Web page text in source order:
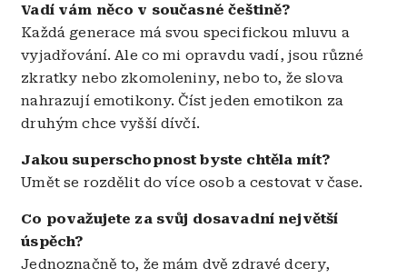
Vadí vám něco v současné češtině?
Každá generace má svou specifickou mluvu a
vyjadřování. Ale co mi opravdu vadí, jsou různé
zkratky nebo zkomoleniny, nebo to, že slova
nahrazují emotikony. Číst jeden emotikon za
druhým chce vyšší dívčí.
Jakou superschopnost byste chtěla mít?
Umět se rozdělit do více osob a cestovat v čase.
Co považujete za svůj dosavadní největší
úspěch?
Jednoznačně to, že mám dvě zdravé dcery,